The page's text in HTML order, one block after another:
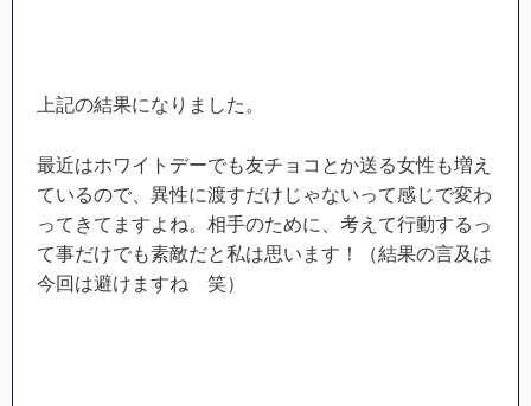
上記の結果になりました。
最近はホワイトデーでも友チョコとか送る女性も増え
ているので、異性に渡すだけじゃないって感じで変わ
ってきてますよね。相手のために、考えて行動するっ
て事だけでも素敵だと私は思います！（結果の言及は
今回は避けますね 笑）